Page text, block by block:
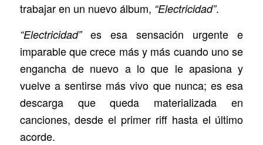
trabajar en un nuevo álbum, “Electricidad”.
“Electricidad”es esa sensación urgente e
imparable que crece más y más cuando uno se
engancha de nuevo a lo que le apasiona y
vuelve a sentirse más vivo que nunca; es esa
descarga que queda materializada en
canciones, desde el primer riff hasta el último
acorde.